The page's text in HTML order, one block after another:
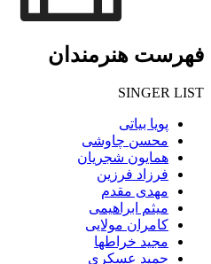
فهرست هنرمندان
SINGER LIST
پویا بیاتی
محسن چاوشی
همایون شجریان
فرزاد فرزین
مهدی مقدم
میثم ابراهیمی
کامران مولایی
مجید خراطها
حمید عسکری